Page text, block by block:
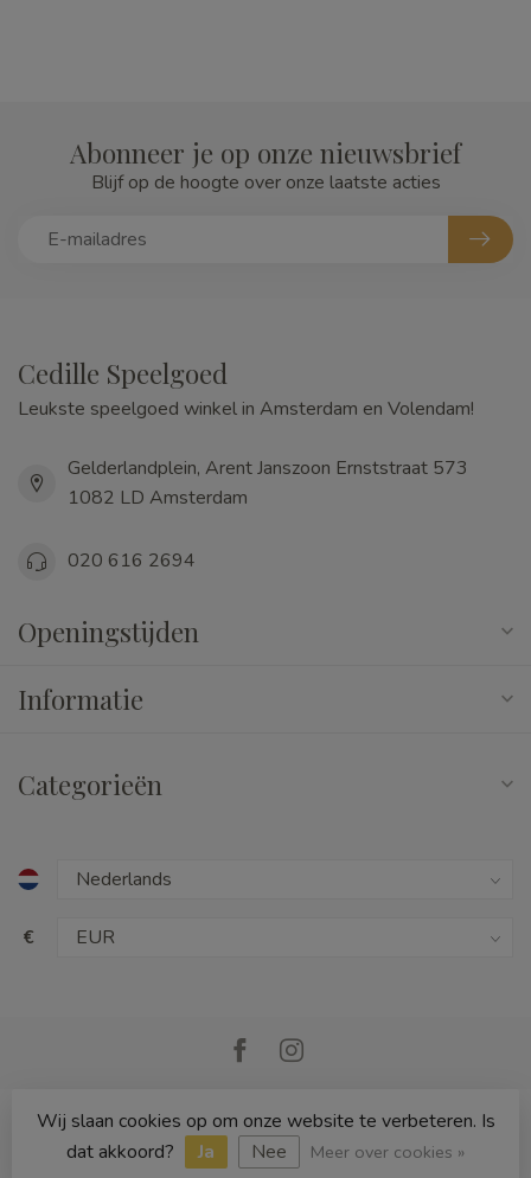
Abonneer je op onze nieuwsbrief
Blijf op de hoogte over onze laatste acties
Cedille Speelgoed
Leukste speelgoed winkel in Amsterdam en Volendam!
Gelderlandplein, Arent Janszoon Ernststraat 573
1082 LD Amsterdam
020 616 2694
Openingstijden
Informatie
Categorieën
€
© Copyright 2026 Cedille Speelgoed
Wij slaan cookies op om onze website te verbeteren. Is
dat akkoord?
Ja Nee Meer over cookies »